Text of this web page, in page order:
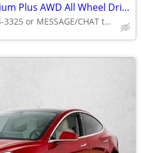
2024 Audi Q8 e-tron Premium Plus AWD All Wheel Drive Certified SUV Electric AUTO
Call (331) 214-3325 or MESSAGE/CHAT to confirm availability